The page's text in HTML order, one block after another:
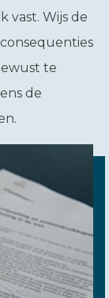
vast. Wijs de
te
de